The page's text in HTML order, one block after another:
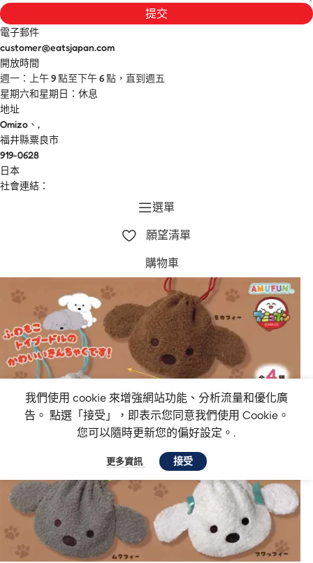
提交
電子郵件
customer@eatsjapan.com
開放時間
週一：上午 9 點至下午 6 點，直到週五
星期六和星期日：休息
地址
Omizo、,
福井縣粟良市
919-0628
日本
社會連結：
選單
願望清單
購物車
我們使用 cookie 來增強網站功能、分析流量和優化廣
告。 點選「接受」，即表示您同意我們使用 Cookie。
您可以隨時更新您的偏好設定。.
更多資訊 接受